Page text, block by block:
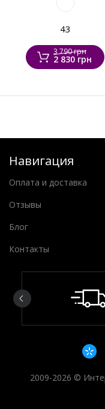
43
3 790 грн
2 830 грн
Навигация
Оплата и доставка
Отзывы
Блог
Контакты
2009-2026 ©